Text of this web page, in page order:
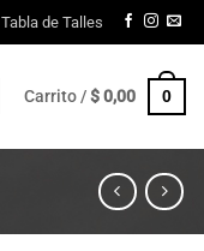
Tabla de Talles
Carrito /$0,00 0